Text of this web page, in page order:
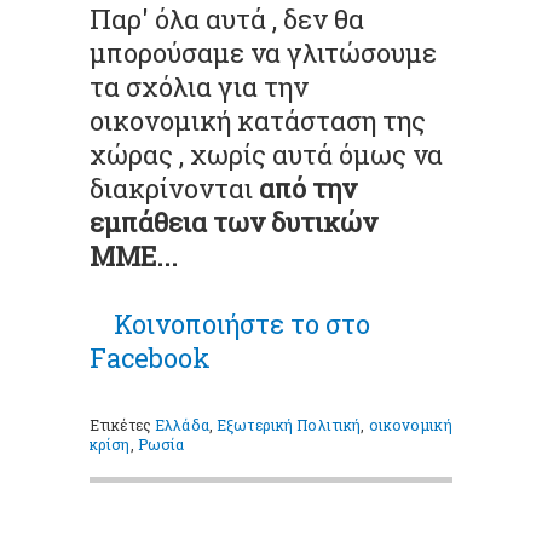
Παρ' όλα αυτά , δεν θα
μπορούσαμε να γλιτώσουμε
τα σχόλια για την
οικονομική κατάσταση της
χώρας , χωρίς αυτά όμως να
διακρίνονται από την
εμπάθεια των δυτικών
ΜΜΕ...
Κοινοποιήστε το στο
Facebook
ΕτικέτεςΕλλάδα ,Εξωτερική Πολιτική οικονομική
κρίση Ρωσία